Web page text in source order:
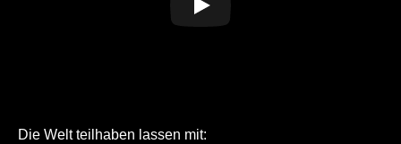
Die Welt teilhaben lassen mit: